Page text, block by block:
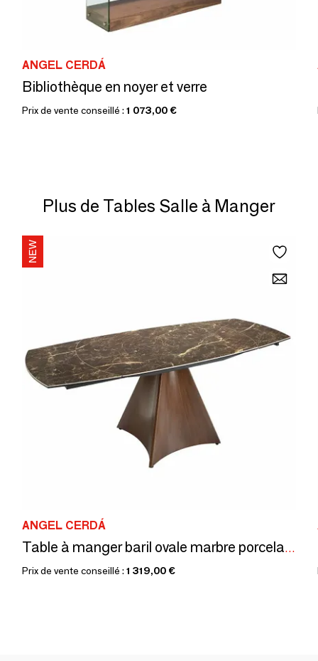
ANGEL CERDÁ
Bibliothèque en noyer et verre
Prix de vente conseillé : 1 073,00 €
Plus de Tables Salle à Manger
ANGEL CERDÁ
Table à manger baril ovale marbre porcelaine et acier effet noyer
Prix de vente conseillé : 1 319,00 €